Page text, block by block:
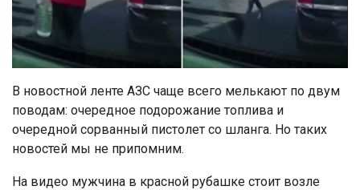
В новостной ленте АЗС чаще всего мелькают по двум
поводам: очередное подорожание топлива и
очередной сорванный пистолет со шланга. Но таких
новостей мы не припомним.
На видео мужчина в красной рубашке стоит возле